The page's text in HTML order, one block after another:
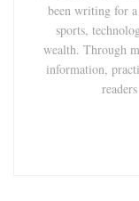
been writing for
sports,
wealth. Through
information,